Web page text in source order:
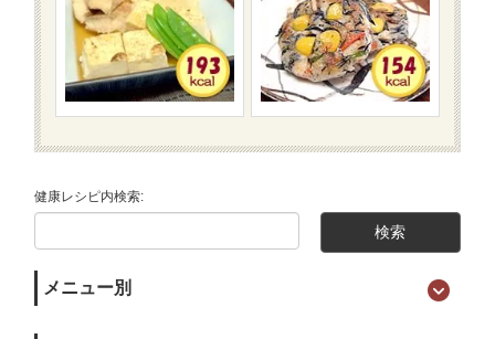
健康レシピ内検索:
メニュー別